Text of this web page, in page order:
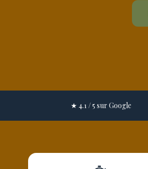
★ 4.1 / 5 sur Google